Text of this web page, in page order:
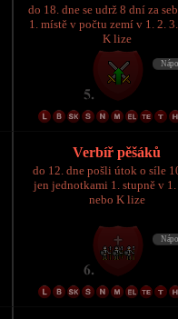
do 18. dne se udrž 8 dní za
1. místě v počtu zemí v 1. 2.
K lize
Verbíř pěšáků
do 12. dne pošli útok o síle
jen jednotkami 1. stupně v 1.
nebo K lize